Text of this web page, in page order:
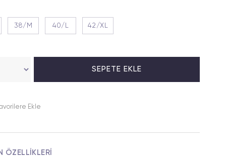
38/M 40/L 42/XL
Ekle
ÖZELLIKLERI